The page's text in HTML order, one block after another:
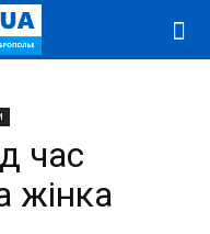
час
жінка